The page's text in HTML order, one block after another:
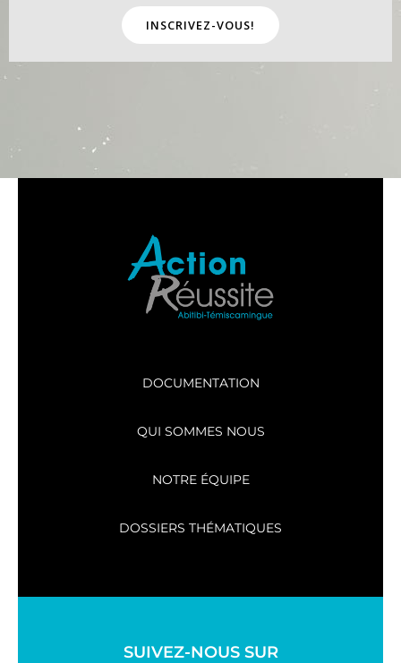
INSCRIVEZ-VOUS!
DOCUMENTATION
QUI SOMMES NOUS
NOTRE ÉQUIPE
DOSSIERS THÉMATIQUES
SUIVEZ-NOUS SUR